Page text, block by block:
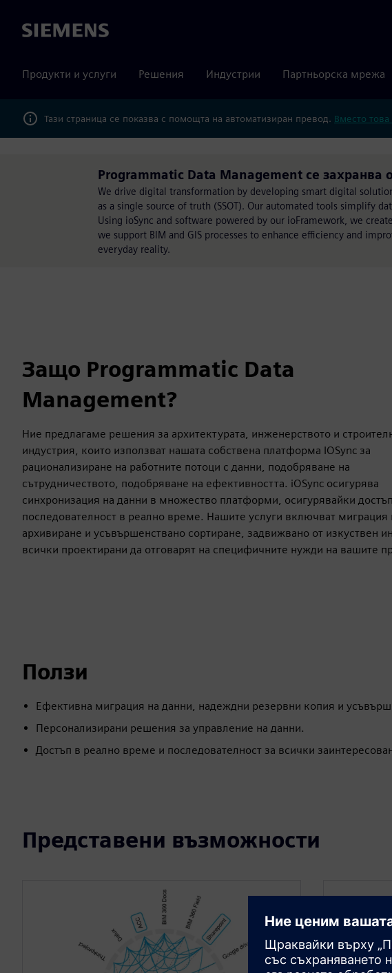
Siemens
Продукти и услуги Решения Индустрии Партньорска мрежа
Тази страница се показва с помощта на автоматизиран превод. Вместо
Programmatic Data Management се захранва
We drive digital transformation by developing smart digital
as a single source of truth (SSOT). Our automated tools simplify
Using ioSync and software powered by our ioFramework, we
we support BIM and GIS processes to enhance efficiency and
everyday reality.
Защо Programmatic Data
Management?
Ние предлагаме решения за архитектурата, инженерството и
индустрия, които използват нашата собствена платформа IOSync за
рационализиране на работните потоци с данни, подобряване на
сътрудничеството, подобряване на ефективността. iOSync осигурява
синхронизация на данни в множество платформи, осигурявайки
последователност в реално време. Нашите услуги включват миграция
архивиране и усъвършенствано сортиране, задвижвано от изкуствен
всички проектирани да отговарят на специфичните нужди на вашите
Ползи
Ефективна миграция на данни, надеждни резервни копия и
Персонализирани решения за управление на данни.
Достъп в реално време и последователност за всички
Представени възможности